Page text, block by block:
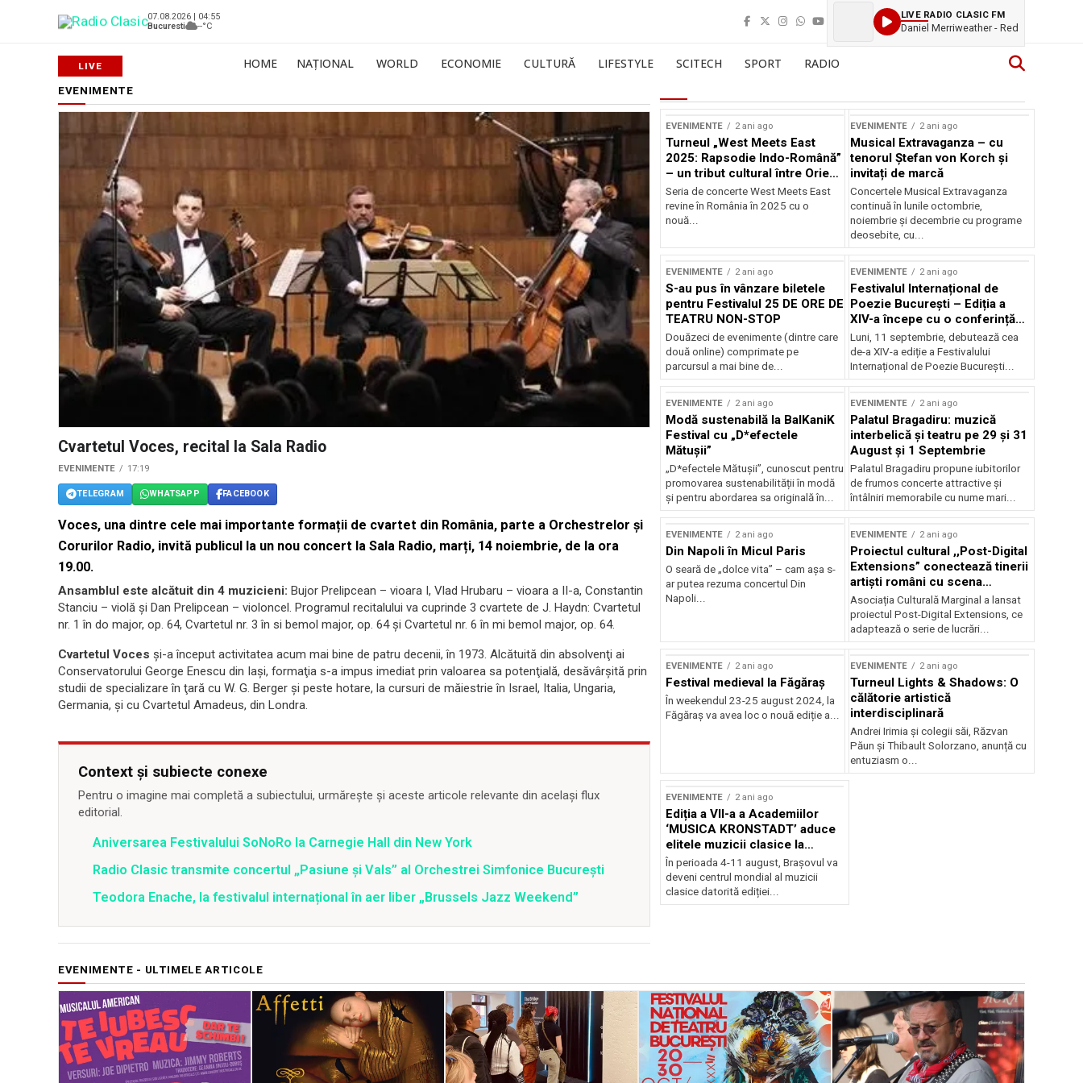
07.08.2026 | 04:55
Bucuresti
--°C
LIVE RADIO CLASIC FM
Daniel Merriweather - Red
HOME NAȚIONAL WORLD ECONOMIE CULTURĂ LIFESTYLE SCITECH SPORT RADIO
EVENIMENTE
​Cvartetul Voces, recital la Sala Radio
EVENIMENTE 17:19
TELEGRAM WHATSAPP FACEBOOK
Voces, una dintre cele mai importante formații de cvartet din România, parte a Orchestrelor și
Corurilor Radio, invită publicul la un nou concert la Sala Radio, marți, 14 noiembrie, de la ora
19.00.
Ansamblul este alcătuit din 4 muzicieni: Bujor Prelipcean – vioara I, Vlad Hrubaru – vioara a II-a, Constantin
Stanciu – violă și Dan Prelipcean – violoncel. Programul recitalului va cuprinde 3 cvartete de J. Haydn: Cvartetul
nr. 1 în do major, op. 64, Cvartetul nr. 3 în si bemol major, op. 64 și Cvartetul nr. 6 în mi bemol major, op. 64.
Cvartetul Voces şi-a început activitatea acum mai bine de patru decenii, în 1973. Alcătuită din absolvenţi ai
Conservatorului George Enescu din Iaşi, formaţia s-a impus imediat prin valoarea sa potenţială, desăvârşită prin
studii de specializare în ţară cu W. G. Berger şi peste hotare, la cursuri de măiestrie în Israel, Italia, Ungaria,
Germania, şi cu Cvartetul Amadeus, din Londra.
Context și subiecte conexe
Pentru o imagine mai completă a subiectului, urmărește și aceste articole relevante din același flux
editorial.
Aniversarea Festivalului SoNoRo la Carnegie Hall din New York
Radio Clasic transmite concertul „Pasiune și Vals” al Orchestrei Simfonice București
Teodora Enache, la festivalul internațional în aer liber „Brussels Jazz Weekend”
EVENIMENTE 2 ani ago
Turneul „West Meets East
2025: Rapsodie Indo-Română”
– un tribut cultural între Orient
și Occident
Seria de concerte West Meets East
revine în România în 2025 cu o
nouă...
EVENIMENTE 2 ani ago
Musical Extravaganza – cu
tenorul Ștefan von Korch și
invitați de marcă
Concertele Musical Extravaganza
continuă în lunile octombrie,
noiembrie şi decembrie cu programe
deosebite, cu...
EVENIMENTE 2 ani ago
S-au pus în vânzare biletele
pentru Festivalul 25 DE ORE DE
TEATRU NON-STOP
Douăzeci de evenimente (dintre care
două online) comprimate pe
parcursul a mai bine de...
EVENIMENTE 2 ani ago
Festivalul Internațional de
Poezie București – Ediția a
XIV-a începe cu o conferință
despre limba română
susținută de Marco Lucchesi
Luni, 11 septembrie, debutează cea
de-a XIV-a ediție a Festivalului
Internațional de Poezie București...
EVENIMENTE 2 ani ago
Modă sustenabilă la BalKaniK
Festival cu „D*efectele
Mătușii”
„D*efectele Mătușii”, cunoscut pentru
promovarea sustenabilității în modă
și pentru abordarea sa originală în...
EVENIMENTE 2 ani ago
Palatul Bragadiru: muzică
interbelică şi teatru pe 29 şi 31
August şi 1 Septembrie
Palatul Bragadiru propune iubitorilor
de frumos concerte attractive şi
întâlniri memorabile cu nume mari...
EVENIMENTE 2 ani ago
Din Napoli în Micul Paris
O seară de „dolce vita” – cam așa s-
ar putea rezuma concertul Din
Napoli...
EVENIMENTE 2 ani ago
Proiectul cultural ,,Post-Digital
Extensions” conectează tinerii
artiști români cu scena
internațională
Asociația Culturală Marginal a lansat
proiectul Post-Digital Extensions, ce
adaptează o serie de lucrări...
EVENIMENTE 2 ani ago
Festival medieval la Făgăraș
În weekendul 23-25 august 2024, la
Făgăraș va avea loc o nouă ediție a...
EVENIMENTE 2 ani ago
Turneul Lights & Shadows: O
călătorie artistică
interdisciplinară
Andrei Irimia și colegii săi, Răzvan
Păun și Thibault Solorzano, anunță cu
entuziasm o...
EVENIMENTE 2 ani ago
Ediția a VII-a a Academiilor
‘MUSICA KRONSTADT’ aduce
elitele muzicii clasice la
Brașov
În perioada 4-11 august, Brașovul va
deveni centrul mondial al muzicii
clasice datorită ediției...
EVENIMENTE - ULTIMELE ARTICOLE